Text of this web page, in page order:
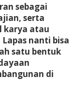
sebagai
serta
karya atau
nanti bisa
satu bentuk
di